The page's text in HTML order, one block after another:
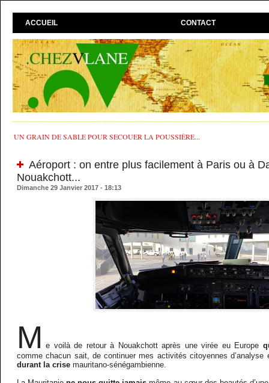
ACCUEIL CONTACT
UN GRAIN DE SABLE POUR SECOUER LA POUSSIÈRE...
Aéroport : on entre plus facilement à Paris ou à
Nouakchott...
Dimanche 29 Janvier 2017 - 18:13
M e voilà de retour à Nouakchott après une virée eu Europe
comme chacun sait, de continuer mes activités citoyennes d’analyse
durant la crise mauritano-sénégambienne.